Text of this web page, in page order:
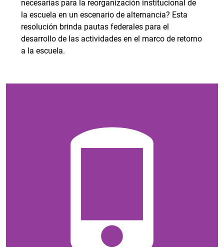
necesarias para la reorganización institucional de
la escuela en un escenario de alternancia? Esta
resolución brinda pautas federales para el
desarrollo de las actividades en el marco de retorno
a la escuela.